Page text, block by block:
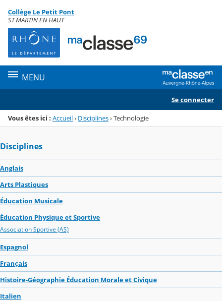
Menu de la rubrique
Contenu
Collège Le Petit Pont
ST MARTIN EN HAUT
MENU
Se connecter
Vous êtes ici : Accueil› Disciplines›Technologie
Disciplines
Anglais
Arts Plastiques
Éducation Musicale
Éducation Physique et Sportive
Association Sportive (AS)
Espagnol
Français
Histoire-Géographie Éducation Morale et Civique
Italien